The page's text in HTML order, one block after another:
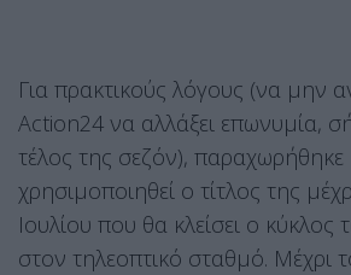
Για πρακτικούς λόγους (να μην
Action24 να αλλάξει επωνυμία,
τέλος της σεζόν), παραχωρήθηκε
χρησιμοποιηθεί ο τίτλος της
Ιουλίου που θα κλείσει ο
στον τηλεοπτικό σταθμό. Μέχρι